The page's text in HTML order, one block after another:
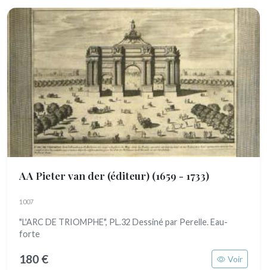
AA Pieter van der (éditeur) (1659 - 1733)
1007
"L'ARC DE TRIOMPHE", PL.32 Dessiné par Perelle. Eau-
forte
180 € Voir